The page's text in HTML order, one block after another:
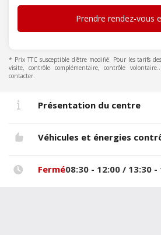
Prendre rendez-vous
* Prix TTC susceptible d'être modifié. Pour les tarifs
visite, contrôle complémentaire, contrôle
contacter.
Présentation du centre
Véhicules et énergies
Fermé08:30 - 12:00 / 13:30 -